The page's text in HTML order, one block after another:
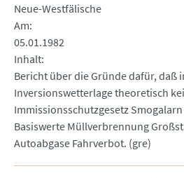
Neue-Westfälische
Am
05.01.1982
Inhalt
Bericht über die Gründe dafür, daß
Inversionswetterlage theoretisch
Immissionsschutzgesetz
Basiswerte Müllverbrennung
Autoabgase Fahrverbot. (gre)